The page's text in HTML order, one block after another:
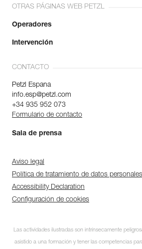
OTRAS PÁGINAS WEB PETZL
Operadores
Intervención
CONTACTO
Petzl Espana
info.esp@petzl.com
+34 935 952 073
Formulario de contacto
Sala de prensa
Aviso legal
Política de tratamiento de datos
Accessibility Declaration
Configuración de cookies
Las actividades ilustradas son intrínsecamente
asistido a una formación y tener las competencias